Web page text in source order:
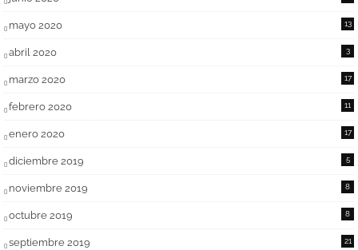
mayo 2020 13
abril 2020 3
marzo 2020 17
febrero 2020 11
enero 2020 17
diciembre 2019 5
noviembre 2019 8
octubre 2019 8
septiembre 2019 21